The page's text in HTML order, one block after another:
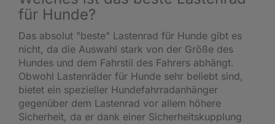
für Hunde?
Das absolut "beste" Lastenrad für Hunde gibt es
nicht, da die Auswahl stark von der Größe des
Hundes und dem Fahrstil des Fahrers abhängt.
Obwohl Lastenräder für Hunde sehr beliebt sind,
bietet ein spezieller Hundefahrradanhänger
gegenüber dem Lastenrad vor allem höhere
Sicherheit, da er dank einer Sicherheitskupplung